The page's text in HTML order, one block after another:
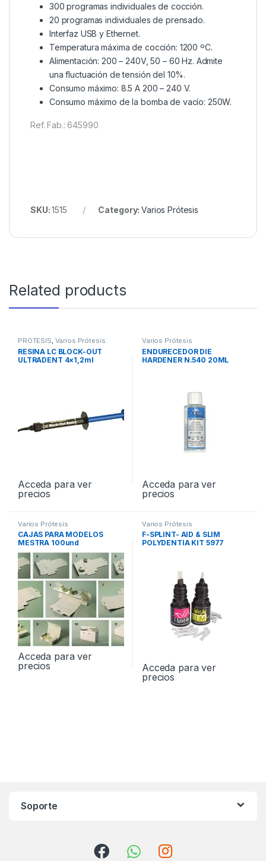
300 programas individuales de cocción.
20 programas individuales de prensado.
Interfaz USB y Ethernet.
Temperatura máxima de cocción: 1200 ºC.
Alimentación: 200 – 240V, 50 – 60 Hz. Admite
una fluctuación de tensión del 10%.
Consumo máximo: 8.5 A 200 – 240 V.
Consumo máximo de la bomba de vacío: 250W.
Ref. Fab.: 645990
SKU:1515 Category:Varios Prótesis
Related products
PROTESIS Varios Prótesis
RESINA LC BLOCK-OUT
ULTRADENT 4×1,2ml
Acceda para ver
precios
Varios Prótesis
ENDURECEDOR DIE
HARDENER N.540 20ML
Acceda para ver
precios
Varios Prótesis
CAJAS PARA MODELOS
MESTRA 100und
Acceda para ver
precios
Varios Prótesis
F-SPLINT- AID & SLIM
POLYDENTIA KIT 5977
Acceda para ver
precios
Soporte